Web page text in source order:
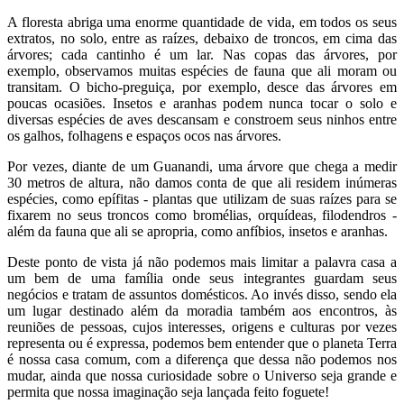
A floresta abriga uma enorme quantidade de vida, em todos os seus
extratos, no solo, entre as raízes, debaixo de troncos, em cima das
árvores; cada cantinho é um lar. Nas copas das árvores, por
exemplo, observamos muitas espécies de fauna que ali moram ou
transitam. O bicho-preguiça, por exemplo, desce das árvores em
poucas ocasiões. Insetos e aranhas podem nunca tocar o solo e
diversas espécies de aves descansam e constroem seus ninhos entre
os galhos, folhagens e espaços ocos nas árvores.
Por vezes, diante de um Guanandi, uma árvore que chega a medir
30 metros de altura, não damos conta de que ali residem inúmeras
espécies, como epífitas - plantas que utilizam de suas raízes para se
fixarem no seus troncos como bromélias, orquídeas, filodendros -
além da fauna que ali se apropria, como anfíbios, insetos e aranhas.
Deste ponto de vista já não podemos mais limitar a palavra casa a
um bem de uma família onde seus integrantes guardam seus
negócios e tratam de assuntos domésticos. Ao invés disso, sendo ela
um lugar destinado além da moradia também aos encontros, às
reuniões de pessoas, cujos interesses, origens e culturas por vezes
representa ou é expressa, podemos bem entender que o planeta Terra
é nossa casa comum, com a diferença que dessa não podemos nos
mudar, ainda que nossa curiosidade sobre o Universo seja grande e
permita que nossa imaginação seja lançada feito foguete!